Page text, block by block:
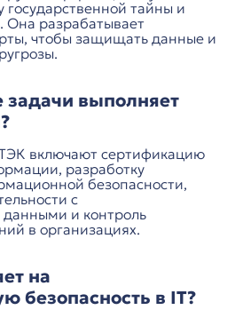
государственной тайны и
Она разрабатывает
чтобы защищать данные и
задачи выполняет
включают сертификацию
разработку
безопасности,
с
и контроль
в организациях.
на
безопасность в IT?